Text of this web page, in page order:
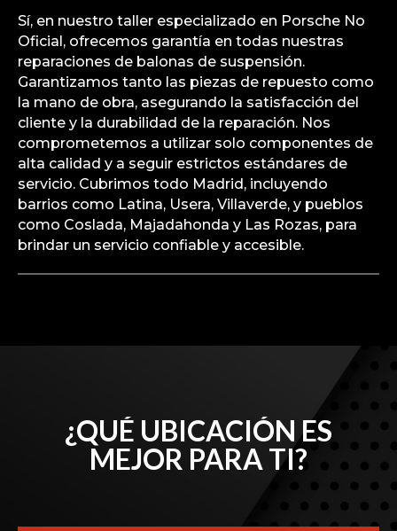
Sí, en nuestro taller especializado en Porsche No
Oficial, ofrecemos garantía en todas nuestras
reparaciones de balonas de suspensión.
Garantizamos tanto las piezas de repuesto como
la mano de obra, asegurando la satisfacción del
cliente y la durabilidad de la reparación. Nos
comprometemos a utilizar solo componentes de
alta calidad y a seguir estrictos estándares de
servicio. Cubrimos todo Madrid, incluyendo
barrios como Latina, Usera, Villaverde, y pueblos
como Coslada, Majadahonda y Las Rozas, para
brindar un servicio confiable y accesible.
¿QUÉ UBICACIÓN ES
MEJOR PARA TI?